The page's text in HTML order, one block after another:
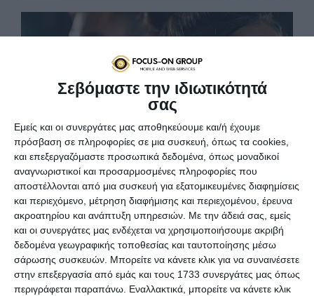
Σεβόμαστε την ιδιωτικότητά
σας
Εμείς και οι συνεργάτες μας αποθηκεύουμε και/ή έχουμε
πρόσβαση σε πληροφορίες σε μια συσκευή, όπως τα cookies,
και επεξεργαζόμαστε προσωπικά δεδομένα, όπως μοναδικοί
αναγνωριστικοί και προσαρμοσμένες πληροφορίες που
αποστέλλονται από μια συσκευή για εξατομικευμένες διαφημίσεις
και περιεχόμενο, μέτρηση διαφήμισης και περιεχομένου, έρευνα
ακροατηρίου και ανάπτυξη υπηρεσιών. Με την άδειά σας, εμείς
και οι συνεργάτες μας ενδέχεται να χρησιμοποιήσουμε ακριβή
δεδομένα γεωγραφικής τοποθεσίας και ταυτοποίησης μέσω
σάρωσης συσκευών. Μπορείτε να κάνετε κλικ για να συναινέσετε
στην επεξεργασία από εμάς και τους 1733 συνεργάτες μας όπως
περιγράφεται παραπάνω. Εναλλακτικά, μπορείτε να κάνετε κλικ
8 Απριλίου 2025
Premium Ιστοσελίδες WordPress για
Γυμναστήρια & Χώρους Fitness